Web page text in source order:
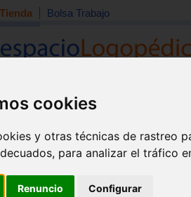
cookies
y otras técnicas de rastreo
para analizar el tráfico
Renuncio Configurar
Tienda Bolsa Trabajo
Libros Material